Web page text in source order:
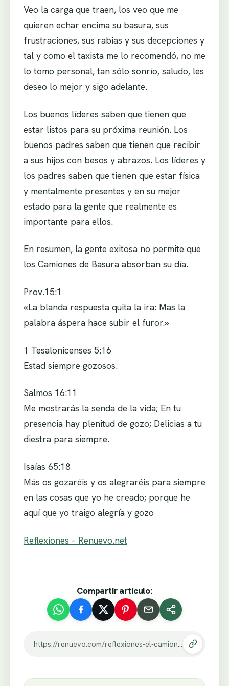
Veo la carga que traen, los veo que me
quieren echar encima su basura, sus
frustraciones, sus rabias y sus decepciones y
tal y como el taxista me lo recomendó, no me
lo tomo personal, tan sólo sonrío, saludo, les
deseo lo mejor y sigo adelante.
Los buenos líderes saben que tienen que
estar listos para su próxima reunión. Los
buenos padres saben que tienen que recibir
a sus hijos con besos y abrazos. Los líderes y
los padres saben que tienen que estar física
y mentalmente presentes y en su mejor
estado para la gente que realmente es
importante para ellos.
En resumen, la gente exitosa no permite que
los Camiones de Basura absorban su día.
Prov.15:1
«La blanda respuesta quita la ira: Mas la
palabra áspera hace subir el furor.»
1 Tesalonicenses 5:16
Estad siempre gozosos.
Salmos 16:11
Me mostrarás la senda de la vida; En tu
presencia hay plenitud de gozo; Delicias a tu
diestra para siempre.
Isaías 65:18
Más os gozaréis y os alegraréis para siempre
en las cosas que yo he creado; porque he
aquí que yo traigo alegría y gozo
Reflexiones – Renuevo.net
Compartir artículo:
https://renuevo.com/reflexiones-el-camion-de-basura.html